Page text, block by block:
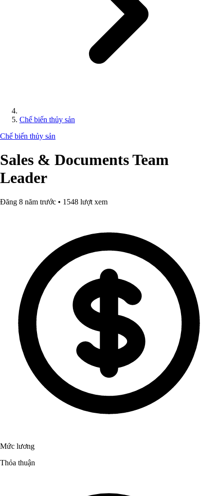
Chế biến thủy sản
Chế biến thủy sản
Sales & Documents Team
Leader
Đăng 8 năm trước • 1548 lượt xem
Mức lương
Thỏa thuận